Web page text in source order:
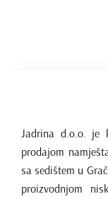
Jadrina d.o.o. je
prodajom
sa sedištem u
proizvodnjom